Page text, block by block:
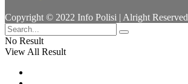
Copyright © 2022 Info Polisi | Alright Reserved
No Result
View All Result